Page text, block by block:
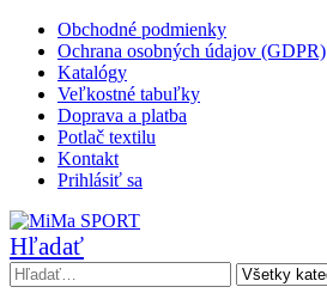
Obchodné podmienky
Ochrana osobných údajov (GDPR)
Katalógy
Veľkostné tabuľky
Doprava a platba
Potlač textilu
Kontakt
Prihlásiť sa
Hľadať